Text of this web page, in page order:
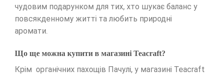
чудовим подарунком для тих, хто шукає баланс у
повсякденному житті та любить природні
аромати.
Що ще можна купити в магазині Teacraft?
Крім органічних пахощів Пачулі, у магазині Teacraft